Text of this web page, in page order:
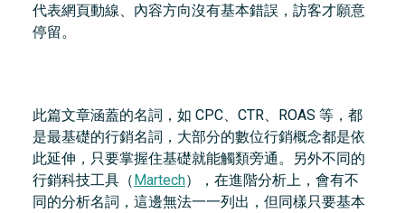
代表網頁動線、內容方向沒有基本錯誤，訪客才願意
停留。
此篇文章涵蓋的名詞，如 CPC、CTR、ROAS 等，都
是最基礎的行銷名詞，大部分的數位行銷概念都是依
此延伸，只要掌握住基礎就能觸類旁通。另外不同的
行銷科技工具（Martech），在進階分析上，會有不
同的分析名詞，這邊無法一一列出，但同樣只要基本